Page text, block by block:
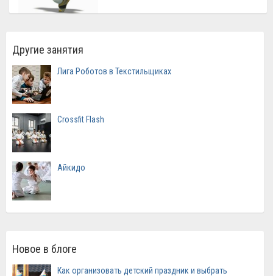
Другие занятия
Лига Роботов в Текстильщиках
Crossfit Flash
Айкидо
Новое в блоге
Как организовать детский праздник и выбрать